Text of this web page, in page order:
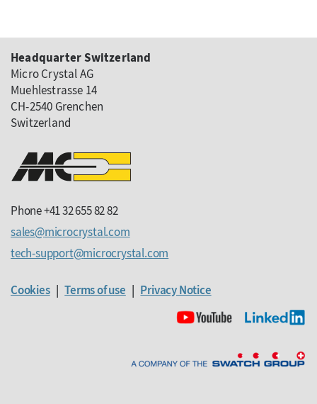
Headquarter Switzerland
Micro Crystal AG
Muehlestrasse 14
CH-2540 Grenchen
Switzerland
Phone +41 32 655 82 82
sales
microcrystalcom
tech-support
microcrystalcom
Cookies|Terms of use | Privacy Notice